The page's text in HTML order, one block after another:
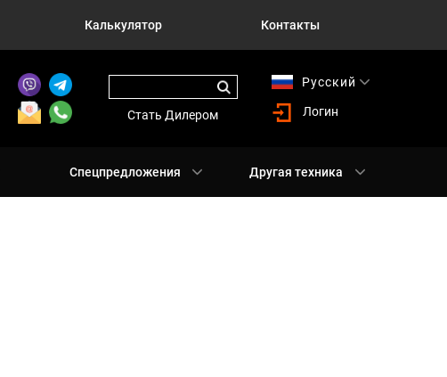
Калькулятор Контакты
Стать Дилером
Русский
Логин
Спецпредложения Другая техника